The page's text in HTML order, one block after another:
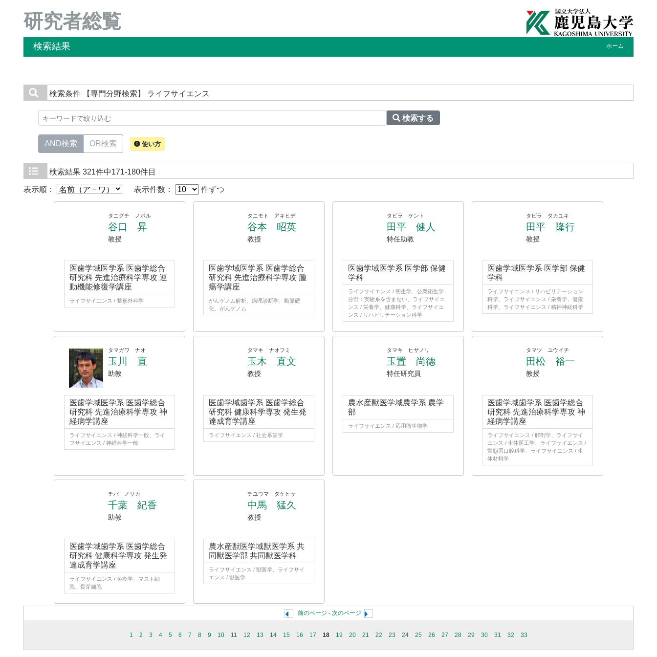
研究者総覧
検索結果 ホーム
検索条件 【専門分野検索】 ライフサイエンス
検索する
AND検索 OR検索 使い方
検索結果 321件中171-180件目
表示順： 表示件数： 件ずつ
タニグチ ノボル
谷口 昇
教授
医歯学域医学系 医歯学総合
研究科 先進治療科学専攻 運
動機能修復学講座
ライフサイエンス / 整形外科学
タニモト アキヒデ
谷本 昭英
教授
医歯学域医学系 医歯学総合
研究科 先進治療科学専攻 腫
瘍学講座
がんゲノム解析、病理診断学、動脈硬
化、がんゲノム
タビラ ケント
田平 健人
特任助教
医歯学域医学系 医学部 保健
学科
ライフサイエンス / 衛生学、公衆衛生学
分野：実験系を含まない、ライフサイエ
ンス / 栄養学、健康科学、ライフサイエ
ンス / リハビリテーション科学
タビラ タカユキ
田平 隆行
教授
医歯学域医学系 医学部 保健
学科
ライフサイエンス / リハビリテーション
科学、ライフサイエンス / 栄養学、健康
科学、ライフサイエンス / 精神神経科学
タマガワ ナオ
玉川 直
助教
医歯学域医学系 医歯学総合
研究科 先進治療科学専攻 神
経病学講座
ライフサイエンス / 神経科学一般、ライ
フサイエンス / 神経科学一般
タマキ ナオフミ
玉木 直文
教授
医歯学域歯学系 医歯学総合
研究科 健康科学専攻 発生発
達成育学講座
ライフサイエンス / 社会系歯学
タマキ ヒサノリ
玉置 尚德
特任研究員
農水産獣医学域農学系 農学
部
ライフサイエンス / 応用微生物学
タマツ ユウイチ
田松 裕一
教授
医歯学域歯学系 医歯学総合
研究科 先進治療科学専攻 神
経病学講座
ライフサイエンス / 解剖学、ライフサイ
エンス / 生体医工学、ライフサイエンス /
常態系口腔科学、ライフサイエンス / 生
体材料学
チバ ノリカ
千葉 紀香
助教
医歯学域歯学系 医歯学総合
研究科 健康科学専攻 発生発
達成育学講座
ライフサイエンス / 免疫学、マスト細
胞、骨芽細胞
チユウマ タケヒサ
中馬 猛久
教授
農水産獣医学域獣医学系 共
同獣医学部 共同獣医学科
ライフサイエンス / 獣医学、ライフサイ
エンス / 獣医学
前のページ - 次のページ
1 2 3 4 5 6 7 8 9 10 11 12 13 14 15 16 17 18 19 20 21 22 23 24 25 26 27 28 29 30 31 32 33